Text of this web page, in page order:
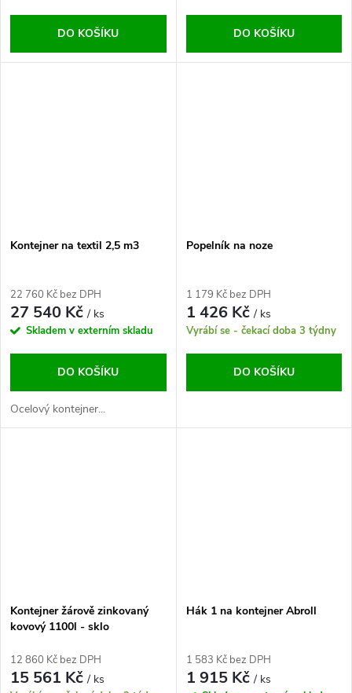
DO KOŠÍKU DO KOŠÍKU
Kontejner na textil 2,5 m3
22 760 Kč bez DPH
27 540 Kč/ ks
Skladem v externím skladu
DO KOŠÍKU
Ocelový kontejner...
Popelník na noze
1 179 Kč bez DPH
1 426 Kč/ ks
Vyrábí se - čekací doba 3 týdny
DO KOŠÍKU
Kontejner žárově zinkovaný
kovový 1100l - sklo
12 860 Kč bez DPH
15 561 Kč/ ks
Hák 1 na kontejner Abroll
1 583 Kč bez DPH
1 915 Kč/ ks